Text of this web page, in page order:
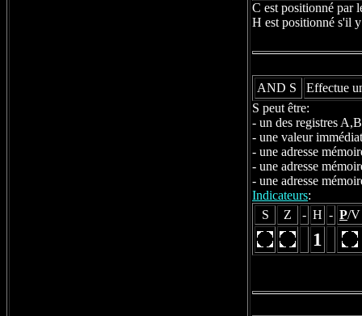
C est positionné par
H est positionné s'il
AND S
Effectue
S peut être:
- un des registres
- une valeur
- une adresse
- une adresse
- une adresse
Indicateurs:
S
Z - H - P/V
1